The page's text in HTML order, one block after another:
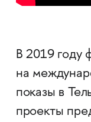
В 2019 году
на
показы в
проекты